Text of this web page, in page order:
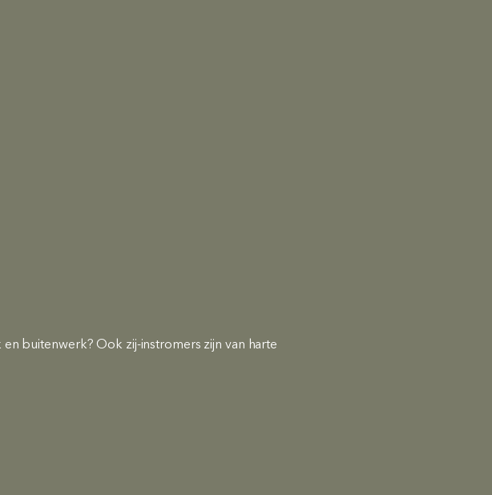
buitenwerk? Ook zij-instromers zijn van harte